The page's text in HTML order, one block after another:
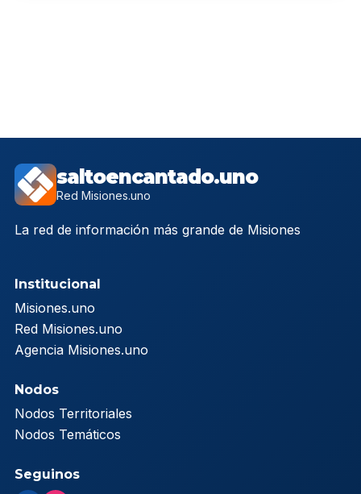
saltoencantado.uno
Red Misiones.uno
La red de información más grande de Misiones
Institucional
Misiones.uno
Red Misiones.uno
Agencia Misiones.uno
Nodos
Nodos Territoriales
Nodos Temáticos
Seguinos